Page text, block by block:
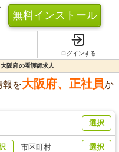
無料インストール
ログインする
阪府の看護師求人
報を大阪府、 正社員か
選択
市区町村 選択